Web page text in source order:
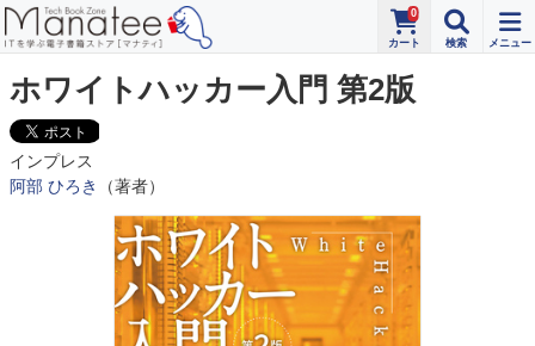
0
ホワイトハッカー入門 第2版
インプレス
阿部 ひろき
（著者）